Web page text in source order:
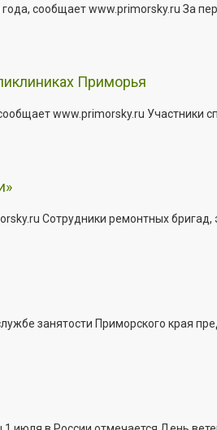
сообщает www.primorsky.ru За
Приморья
www.primorsky.ru Участники
Сотрудники ремонтных бригад,
занятости Приморского края